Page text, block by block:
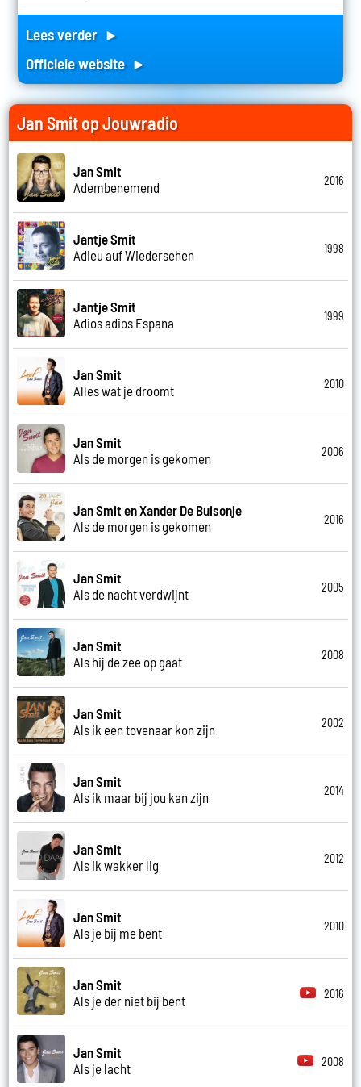
Lees verder ►
Officiele website ►
Jan Smit op Jouwradio
Jan Smit
Adembenemend
2016
Jantje Smit
Adieu auf Wiedersehen
1998
Jantje Smit
Adios adios Espana
1999
Jan Smit
Alles wat je droomt
2010
Jan Smit
Als de morgen is gekomen
2006
Jan Smit en Xander De Buisonje
Als de morgen is gekomen
2016
Jan Smit
Als de nacht verdwijnt
2005
Jan Smit
Als hij de zee op gaat
2008
Jan Smit
Als ik een tovenaar kon zijn
2002
Jan Smit
Als ik maar bij jou kan zijn
2014
Jan Smit
Als ik wakker lig
2012
Jan Smit
Als je bij me bent
2010
Jan Smit
Als je der niet bij bent
2016
Jan Smit
Als je lacht
2008